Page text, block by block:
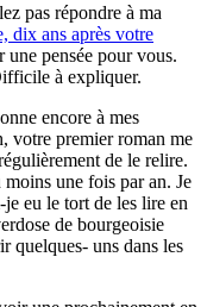
pas répondre à ma
dix ans après votre
une pensée pour vous.
à expliquer.
encore à mes
votre premier roman me
de le relire.
une fois par an. Je
je eu le tort de les lire en
de bourgeoisie
quelques- uns dans les